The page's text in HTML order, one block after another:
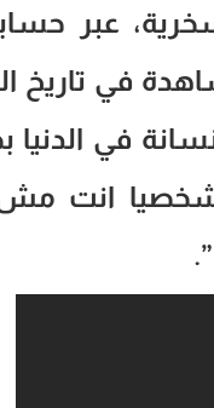
عبر
في تاريخ
في
شخصيا انت